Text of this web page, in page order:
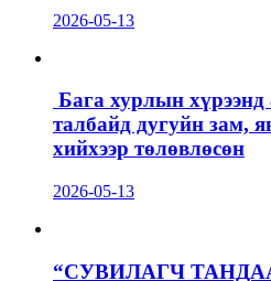
2026-05-13
Бага хурлын
талбайд дугуйн зам,
хийхээр төлөвлөсөн
2026-05-13
“СУВИЛАГЧ